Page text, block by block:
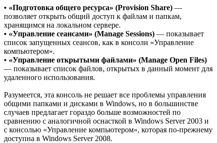
• «Подготовка общего ресурса» (Provision Share) —
позволяет открыть общий доступ к файлам и папкам,
хранящимся на локальном сервере.
• «Управление сеансами» (Manage Sessions) — показывает
список запущенных сеансов, как в консоли «Управление
компьютером».
• «Управление открытыми файлами» (Manage Open Files)
— показывает список файлов, открытых в данный момент для
удаленного использования.
Разумеется, эта консоль не решает все проблемы управления
общими папками и дисками в Windows, но в большинстве
случаев предлагает гораздо больше возможностей по
сравнению с аналогичной оснасткой в Windows Server 2003 и
с консолью «Управление компьютером», которая по-прежнему
доступна в Windows Server 2008.